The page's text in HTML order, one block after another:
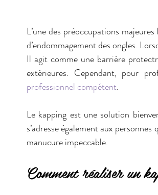
L’une des préoccupations
d’endommagement des ongles.
Il agit comme une barrière
extérieures. Cependant, pour
professionnel compétent.
Le kapping est une solution
s’adresse également aux
manucure impeccable.
Comment réaliser un